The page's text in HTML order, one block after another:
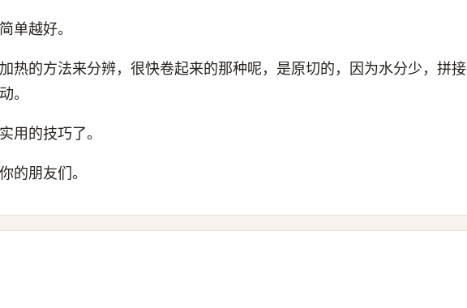
单越好。
热的方法来分辨，很快卷起来的那种呢，是原切的，因为水分少，拼接
。
用的技巧了。
的朋友们。